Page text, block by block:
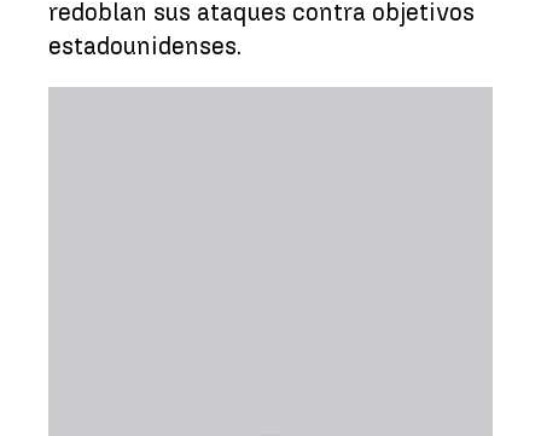
redoblan sus ataques contra objetivos
estadounidenses.